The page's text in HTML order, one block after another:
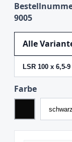
9005
Alle
Farbe